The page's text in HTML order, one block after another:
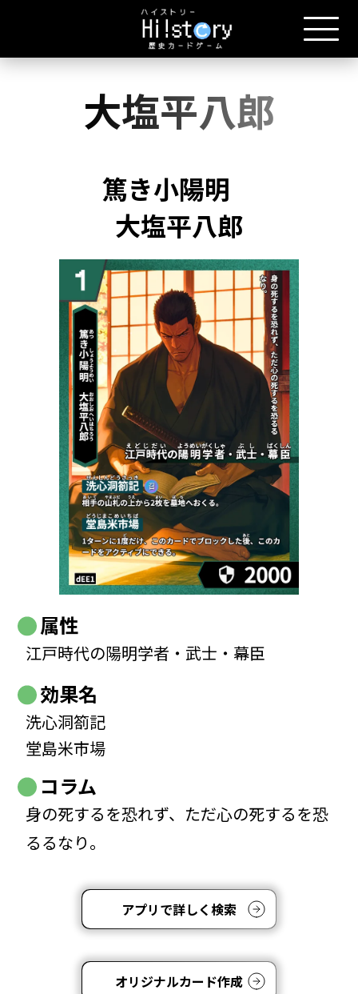
大塩平八郎
篤き小陽明
大塩平八郎
属性
江戸時代の陽明学者・武士・幕臣
効果名
洗心洞箚記
堂島米市場
コラム
身の死するを恐れず、ただ心の死するを恐
るるなり。
アプリで詳しく検索
オリジナルカード作成